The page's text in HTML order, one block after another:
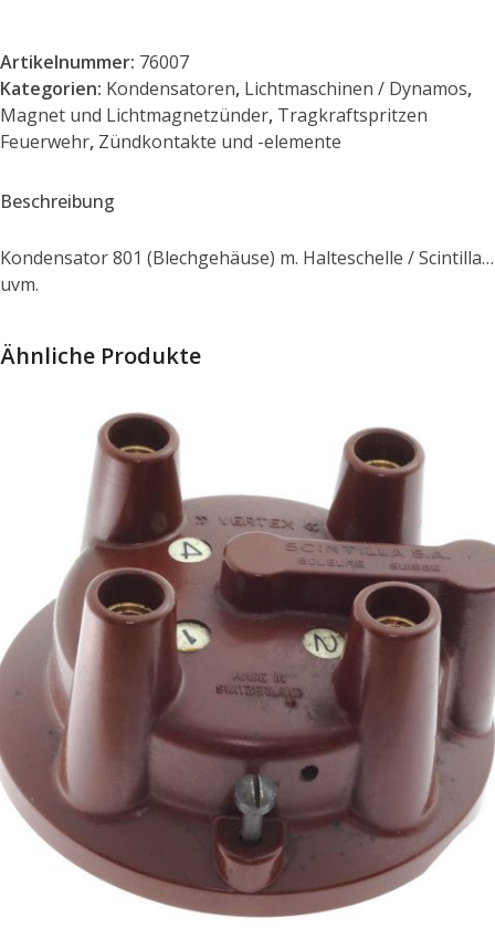
Artikelnummer: 76007
Kategorien: Kondensatoren, Lichtmaschinen / Dynamos,
Magnet und Lichtmagnetzünder, Tragkraftspritzen
Feuerwehr, Zündkontakte und -elemente
Beschreibung
Kondensator 801 (Blechgehäuse) m. Halteschelle / Scintilla…
uvm.
Ähnliche Produkte